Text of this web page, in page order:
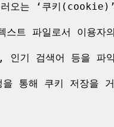
오는 ‘쿠키(cookie)’
트 파일로서 이용자
기 검색어 등을 파악
통해 쿠키 저장을